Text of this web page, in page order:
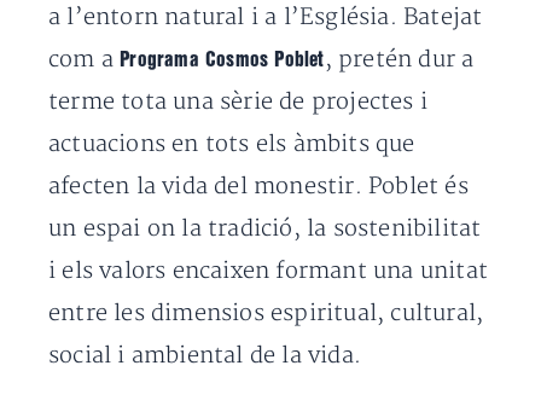
a l’entorn natural i a l’Església. Batejat
com aPrograma Cosmos Poblet , pretén dur a
terme tota una sèrie de projectes i
actuacions en tots els àmbits que
afecten la vida del monestir. Poblet és
un espai on la tradició, la sostenibilitat
i els valors encaixen formant una unitat
entre les dimensios espiritual, cultural,
social i ambiental de la vida.